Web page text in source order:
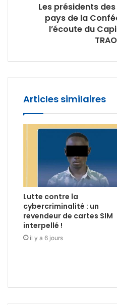
Les présidents
pays de la
l’écoute du
Articles similaires
Lutte contre la
cybercriminalité : un
revendeur de cartes SIM
interpellé !
il y a 6 jours